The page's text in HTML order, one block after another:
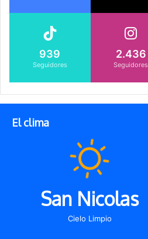
939
Seguidores
2.436
Seguidores
El clima
San Nicolas
Cielo Limpio